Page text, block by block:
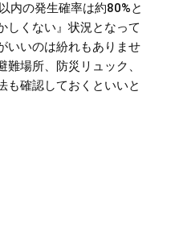
内の発生確率は約80%と
しくない』状況となって
いいのは紛れもありませ
場所、防災リュック、
も確認しておくといいと